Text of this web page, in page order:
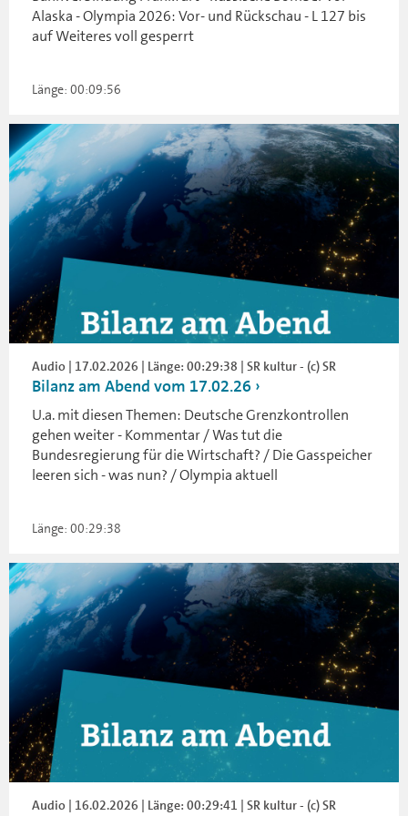
Alaska - Olympia 2026: Vor- und Rückschau - L 127 bis
auf Weiteres voll gesperrt
Länge: 00:09:56
Audio | 17.02.2026 | Länge: 00:29:38 | SR kultur - (c) SR
Bilanz am Abend vom 17.02.26
U.a. mit diesen Themen: Deutsche Grenzkontrollen
gehen weiter - Kommentar / Was tut die
Bundesregierung für die Wirtschaft? / Die Gasspeicher
leeren sich - was nun? / Olympia aktuell
Länge: 00:29:38
Audio | 16.02.2026 | Länge: 00:29:41 | SR kultur - (c) SR